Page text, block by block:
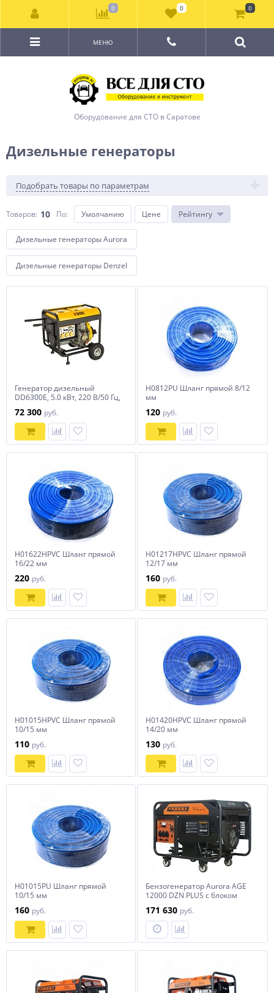
Оборудование для СТО в Саратове
МЕНЮ
Дизельные генераторы
Подобрать товары по параметрам
Товаров: 10 По: Умолчанию Цене Рейтингу
Дизельные генераторы Aurora
Дизельные генераторы Denzel
Генератор дизельный
DD6300Е, 5.0 кВт, 220 В/50 Гц,
72 300 руб.
H0812PU Шланг прямой 8/12
мм
120 руб.
H01622HPVC Шланг прямой
16/22 мм
220 руб.
H01217HPVC Шланг прямой
12/17 мм
160 руб.
H01015HPVC Шланг прямой
10/15 мм
110 руб.
H01420HPVC Шланг прямой
14/20 мм
130 руб.
H01015PU Шланг прямой
10/15 мм
160 руб.
Бензогенератор Aurora AGE
12000 DZN PLUS с блоком
171 630 руб.
0 0 0